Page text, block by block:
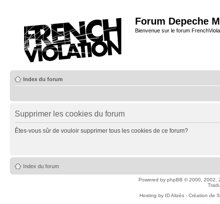
Forum Depeche
Bienvenue sur le forum
Index du forum
Supprimer les cookies du forum
Êtes-vous sûr de vouloir supprimer tous les cookies de ce forum?
Index du forum
Powered by phpBB © 2000, 2002,
Hosting by ID Alizés - Création de